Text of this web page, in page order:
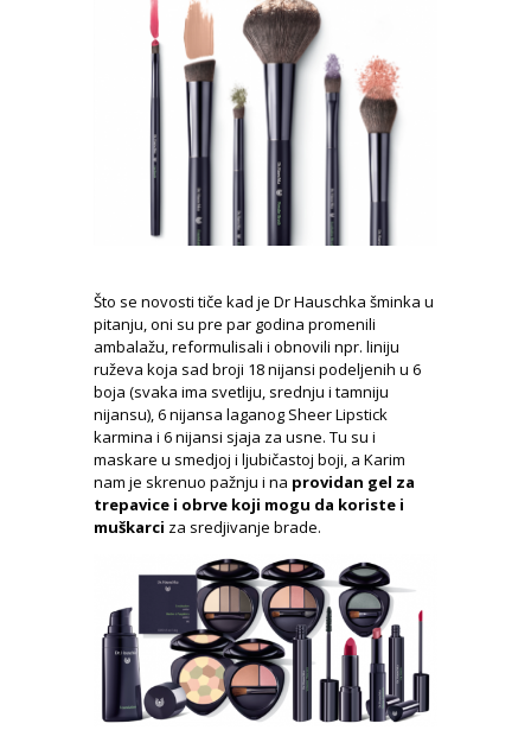
Što se novosti tiče kad je Dr Hauschka šminka u
pitanju, oni su pre par godina promenili
ambalažu, reformulisali i obnovili npr. liniju
ruževa koja sad broji 18 nijansi podeljenih u 6
boja (svaka ima svetliju, srednju i tamniju
nijansu), 6 nijansa laganog Sheer Lipstick
karmina i 6 nijansi sjaja za usne. Tu su i
maskare u smedjoj i ljubičastoj boji, a Karim
nam je skrenuo pažnju i na providan gel za
trepavice i obrve koji mogu da koriste i
muškarci za sredjivanje brade.